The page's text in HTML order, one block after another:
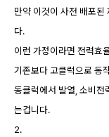
만약 이것이 사전 배포된
다.
이런 가정이라면 전력효
기존보다 고클럭으로 동
동클럭에서 발열, 소비전
는겁니다.
2.